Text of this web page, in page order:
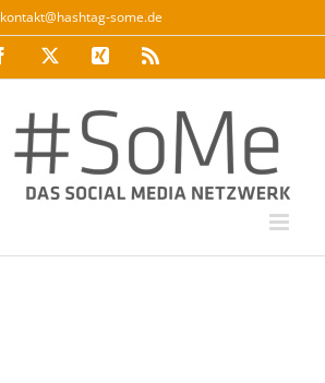
kontakt@hashtag-some.de
FacebookTwitterXing Rss